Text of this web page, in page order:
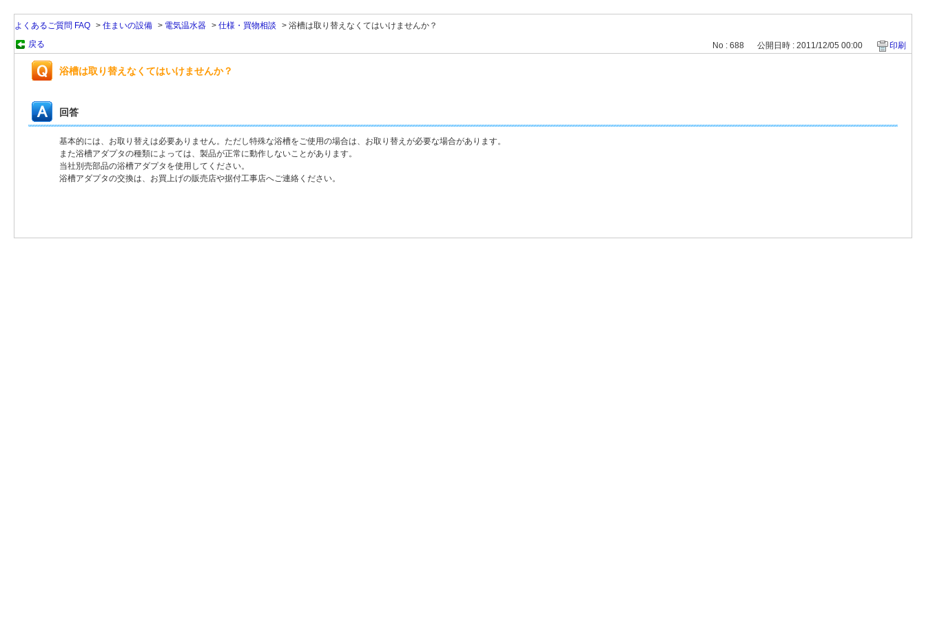
よくあるご質問 FAQ > 住まいの設備 > 電気温水器 > 仕様・買物相談 > 浴槽は取り替えなくてはいけませんか？
戻る
No : 688 公開日時 : 2011/12/05 00:00 印刷
浴槽は取り替えなくてはいけませんか？
回答
基本的には、お取り替えは必要ありません。ただし特殊な浴槽をご使用の場合は、お取り替えが必要な場合があります。
また浴槽アダプタの種類によっては、製品が正常に動作しないことがあります。
当社別売部品の浴槽アダプタを使用してください。
浴槽アダプタの交換は、お買上げの販売店や据付工事店へご連絡ください。